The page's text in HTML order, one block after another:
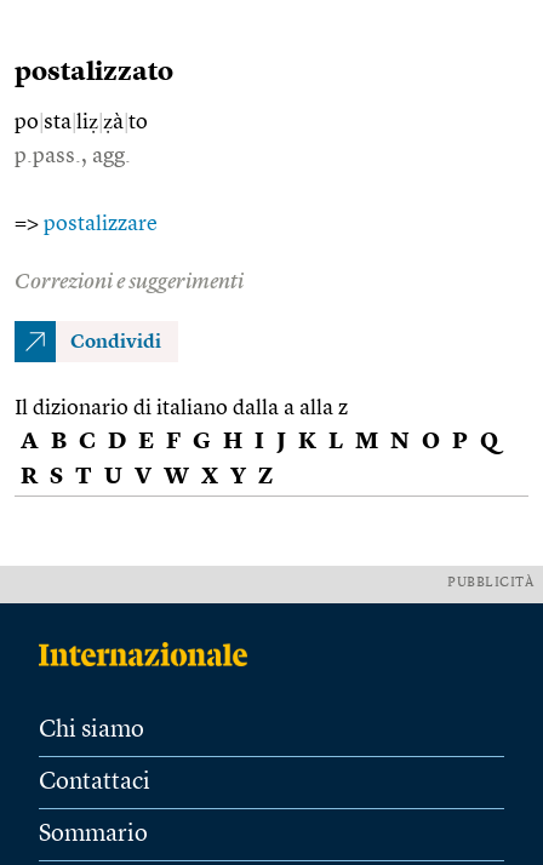
postalizzato
po sta liẓ ẓà to
p.pass., agg.
=> postalizzare
Correzioni e suggerimenti
Condividi
Il dizionario di italiano dalla a alla z
A B C D E F G H I J K L M N O P Q
R S T U V W X Y Z
PUBBLICITÀ
Chi siamo
Contattaci
Sommario